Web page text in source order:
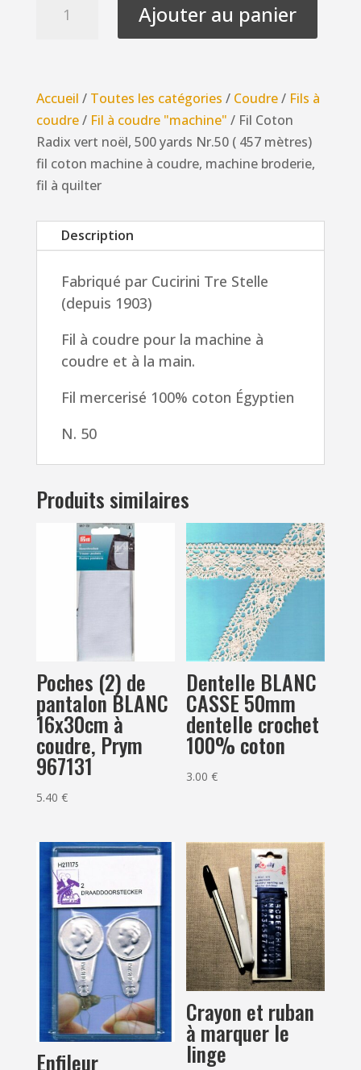
vert
noël,
500
yards
Nr.50
(
coton
coudre,
machine
Ajouter au panier
Accueil / Toutes les catégories / Coudre/ Fils à
coudre/ Fil à coudre "machine" / Fil Coton
Radix vert noël, 500 yards Nr.50 ( 457 mètres)
fil coton machine à coudre, machine broderie,
fil à quilter
Description
Fabriqué par Cucirini Tre Stelle
(depuis 1903)
Fil à coudre pour la machine à
coudre et à la main.
Fil mercerisé 100% coton Égyptien
N. 50
Produits similaires
Poches (2) de
pantalon BLANC
16x30cm à
coudre, Prym
967131
5.40 €
Dentelle BLANC
CASSE 50mm
dentelle crochet
100% coton
3.00€
Enfileur
Crayon et ruban
à marquer le
linge